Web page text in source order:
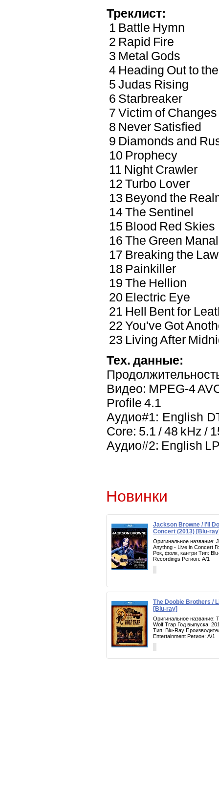
Треклист:
1 Battle Hymn
2 Rapid Fire
3 Metal Gods
4 Heading Out to
5 Judas Rising
6 Starbreaker
7 Victim of Changes
8 Never Satisfied
9 Diamonds and
10 Prophecy
11 Night Crawler
12 Turbo Lover
13 Beyond the
14 The Sentinel
15 Blood Red Skies
16 The Green
17 Breaking the Law
18 Painkiller
19 The Hellion
20 Electric Eye
21 Hell Bent for
22 You've Got
23 Living After
Тех. данные:
Видео: MPEG-4
Profile 4.1
Аудио#1: English
Core: 5.1 / 48 kHz /
Аудио#2: English
Новинки
Jackson Browne / I'll
Concert (2013) [Blu-
Оригинальное название:
Anythng - Live in Concert
Рок, фолк, кантри Тип:
Recordings Регион: A/1
The Doobie Brothers /
[Blu-ray]
Оригинальное название:
Wolf Trap Год выпуска:
Тип: Blu-Ray
Entertainment Регион: A/1